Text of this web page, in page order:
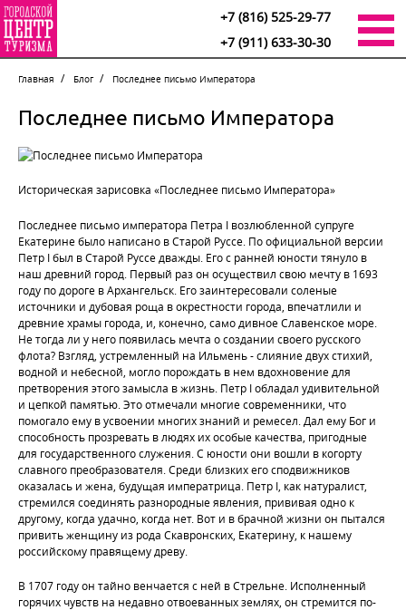
+7 (816) 525-29-77
+7 (911) 633-30-30
Главная Блог Последнее письмо Императора
Последнее письмо Императора
Историческая зарисовка «Последнее письмо Императора»
Последнее письмо императора Петра I возлюбленной супруге
Екатерине было написано в Старой Руссе. По официальной версии
Петр I был в Старой Руссе дважды. Его с ранней юности тянуло в
наш древний город. Первый раз он осуществил свою мечту в 1693
году по дороге в Архангельск. Его заинтересовали соленые
источники и дубовая роща в окрестности города, впечатлили и
древние храмы города, и, конечно, само дивное Славенское море.
Не тогда ли у него появилась мечта о создании своего русского
флота? Взгляд, устремленный на Ильмень - слияние двух стихий,
водной и небесной, могло порождать в нем вдохновение для
претворения этого замысла в жизнь. Петр I обладал удивительной
и цепкой памятью. Это отмечали многие современники, что
помогало ему в усвоении многих знаний и ремесел. Дал ему Бог и
способность прозревать в людях их особые качества, пригодные
для государственного служения. С юности они вошли в когорту
славного преобразователя. Среди близких его сподвижников
оказалась и жена, будущая императрица. Петр I, как натуралист,
стремился соединять разнородные явления, прививая одно к
другому, когда удачно, когда нет. Вот и в брачной жизни он пытался
привить женщину из рода Скавронских, Екатерину, к нашему
российскому правящему древу.
В 1707 году он тайно венчается с ней в Стрельне. Исполненный
горячих чувств на недавно отвоеванных землях, он стремится по-